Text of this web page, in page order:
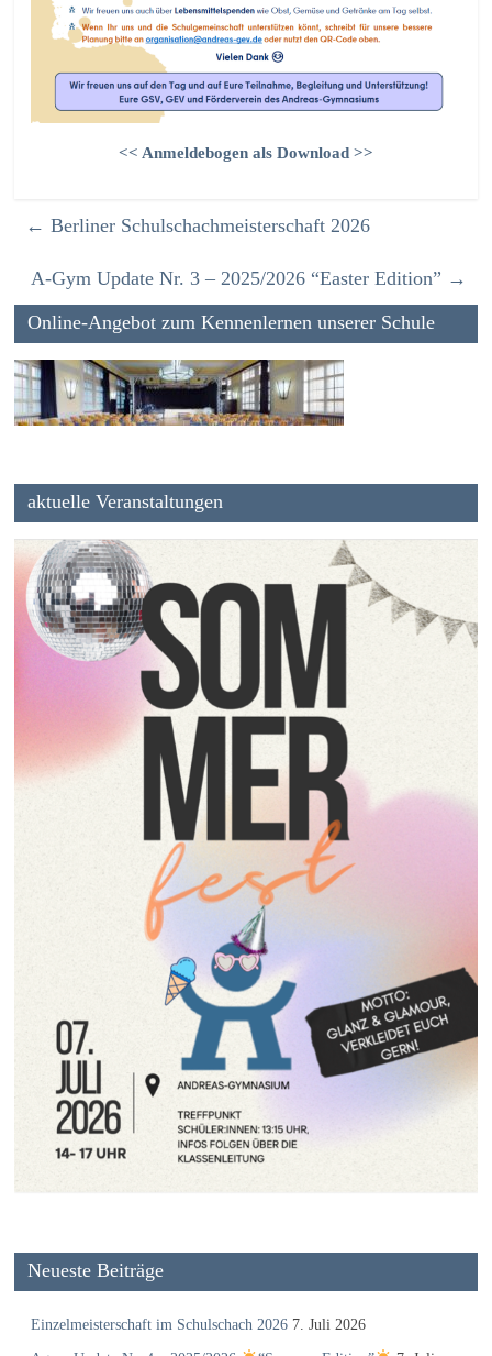
<< Anmeldebogen als Download >>
← Berliner Schulschachmeisterschaft 2026
A-Gym Update Nr. 3 – 2025/2026 “Easter Edition” →
Online-Angebot zum Kennenlernen unserer Schule
aktuelle Veranstaltungen
Neueste Beiträge
Einzelmeisterschaft im Schulschach 2026 7. Juli 2026